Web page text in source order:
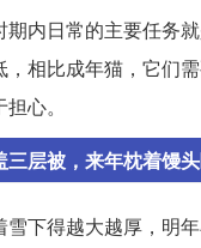
期内日常的主要任务
，相比成年猫，它们
心。
三层被，来年枕着馒
雪下得越大越厚，明